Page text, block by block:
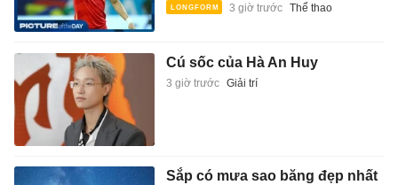
3 giờ trước Thể thao
Cú sốc của Hà An Huy
3 giờ trước Giải trí
Sắp có mưa sao băng đẹp nhất